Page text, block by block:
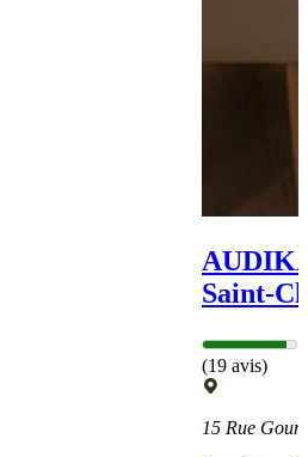
Saint-
(19 avis)
15 Rue